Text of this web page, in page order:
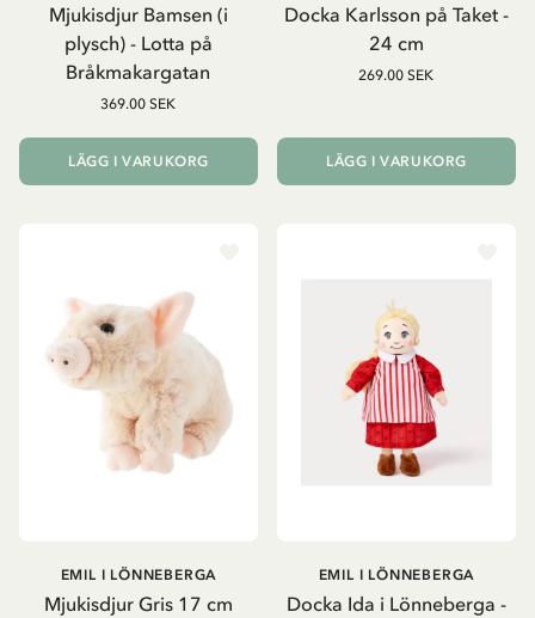
Mjukisdjur Bamsen (i
plysch) - Lotta på
Bråkmakargatan
369.00 SEK
LÄGG I VARUKORG
Docka Karlsson på Taket -
24 cm
269.00 SEK
LÄGG I VARUKORG
Mjukisdjur Gris 17 cm
EMIL I LÖNNEBERGA
Docka Ida i Lönneberga -
EMIL I LÖNNEBERGA